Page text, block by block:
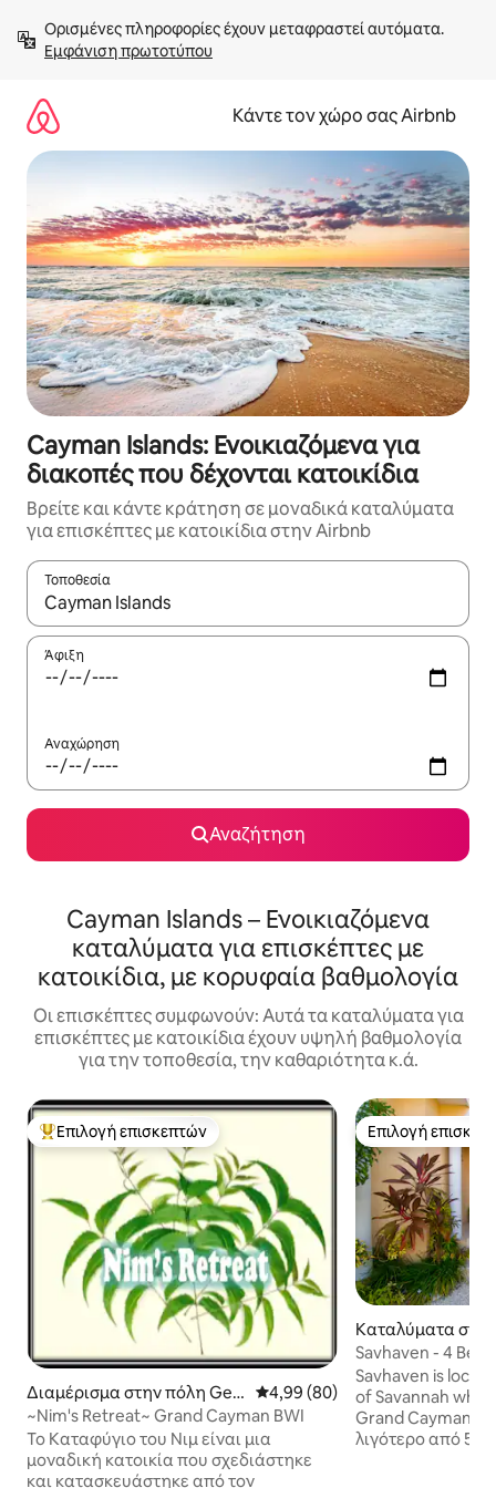
στο
περιεχόμενοΕμφάνιση πρωτοτύπου
Κάντε τον χώρο σας Airbnb
Cayman Islands: Ενοικιαζόμενα για
διακοπές που δέχονται κατοικίδια
Βρείτε και κάντε κράτηση σε μοναδικά καταλύματα
για επισκέπτες με κατοικίδια στην Airbnb
Τοποθεσία
Όταν τα αποτελέσματα είναι διαθέσιμα, μπορείτε να
Άφιξη
Αναχώρηση
Αναζήτηση
Cayman Islands – Ενοικιαζόμενα
καταλύματα για επισκέπτες με
κατοικίδια, με κορυφαία βαθμολογία
Οι επισκέπτες συμφωνούν: Αυτά τα καταλύματα για
επισκέπτες με κατοικίδια έχουν υψηλή βαθμολογία
για την τοποθεσία, την καθαριότητα κ.ά.
Κορυφαία επιλογή επισκεπτών
Επιλογή επισκεπτών
Διαμέρισμα στην πόλη Geo
rge Town
Μέση βαθμολογία: 4,99 στα 5,
4,99 (80)
~Nim's Retreat~ Grand Cayman BWI
Το Καταφύγιο του Νιμ είναι μια
μοναδική κατοικία που σχεδιάστηκε
και κατασκευάστηκε από τον
Επιλογή
Επιλογή
Καταλύματα
annah
Savhaven - 4 Bed 4
από την παραλία)
Savhaven is
of Savannah
Grand Cayman.
λιγότερο από 5